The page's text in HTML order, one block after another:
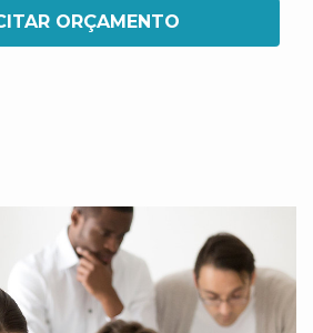
ORÇAMENTO